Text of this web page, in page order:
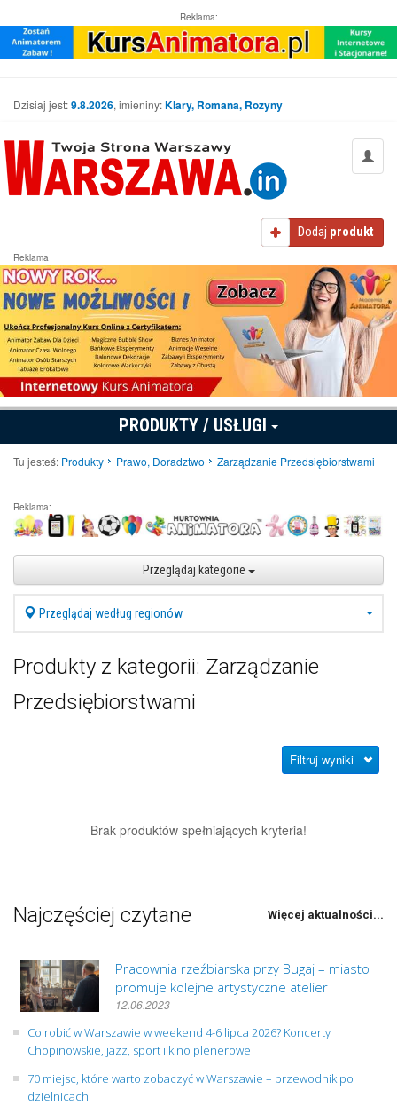
Reklama:
Dzisiaj jest:9.8.2026, imieniny:Klary, Romana, Rozyny
Dodaj produkt
Reklama
PRODUKTY / USŁUGI
Tu jesteś: Produkty Prawo, Doradztwo Zarządzanie Przedsiębiorstwami
Reklama:
Przeglądaj kategorie
Przeglądaj według regionów
Produkty z kategorii: Zarządzanie
Przedsiębiorstwami
Filtruj wyniki
Brak produktów spełniających kryteria!
Najczęściej czytane Więcej aktualności...
Pracownia rzeźbiarska przy Bugaj – miasto
promuje kolejne artystyczne atelier
12.06.2023
Co robić w Warszawie w weekend 4-6 lipca 2026? Koncerty
Chopinowskie, jazz, sport i kino plenerowe
70 miejsc, które warto zobaczyć w Warszawie – przewodnik po
dzielnicach